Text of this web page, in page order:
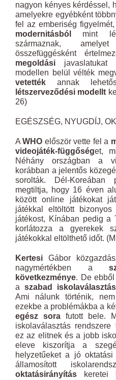
nagyon kényes kérdéssel,
amelyekre egyébként
fel az emberiség
modernitásból
mint
származnak,
összefüggésként
megoldási javaslatukat
modellen belül vélték
vetették annak
létszerveződési modellt
26)
EGÉSZSÉG, NYUGDÍJ,
AWHO először vette fel a
videojáték-függőséget,
Néhány országban a
korábban a jelentős
sorolták. Dél-
megtiltja, hogy 16 éven
között online játékokat
játékkal eltöltött
játékost, Kínában pedig a
korlátozza a gyerekek
játékokkal eltölthető időt.
Kertesi Gábor
nagymértékben a
következménye. De ebből
a szabad
Ami nálunk történik,
ezekbe a problémákba a
egész sora futott bele.
iskolaválasztás
ez az elitnek és a jobb
eleve kiszorítja a
helyzetűeket a jó oktatási
államosított
oktatásirányítás keretei